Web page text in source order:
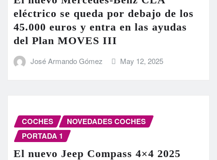
eléctrico se queda por debajo de los
45.000 euros y entra en las ayudas
del Plan MOVES III
José Armando Gómez May 12, 2025
COCHES
NOVEDADES COCHES
PORTADA 1
El nuevo Jeep Compass 4×4 2025